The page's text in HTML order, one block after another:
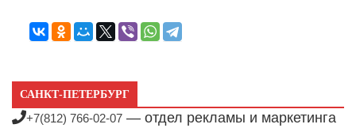
САНКТ-ПЕТЕРБУРГ
+7(812) 766-02-07 — отдел рекламы и маркетинга